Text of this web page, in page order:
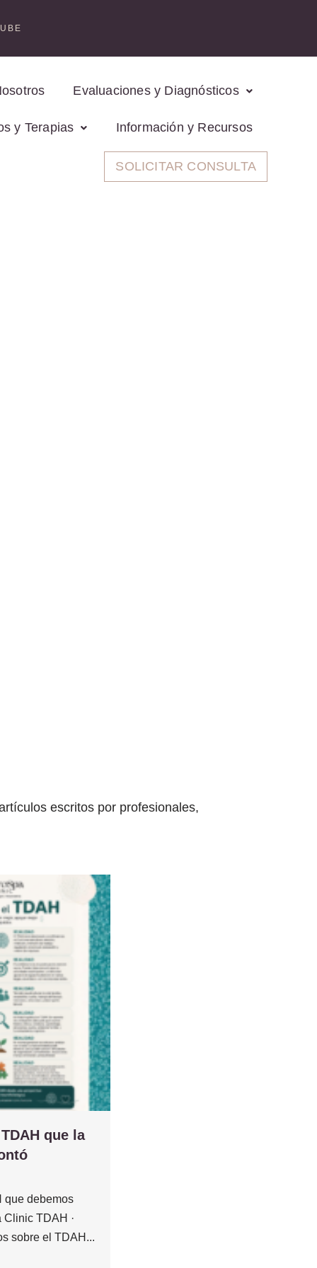
Evaluaciones y Diagnósticos
y Terapias Información y Recursos
SOLICITAR CONSULTA
escritos por profesionales,
que la
que debemos
Clinic TDAH ·
sobre el TDAH...